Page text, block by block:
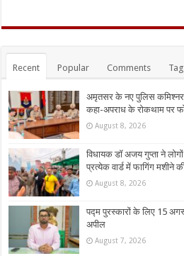
Recent Popular Comments
अमृतसर के नए पुलिस कमिश्नर
कहा-अपराध के रोकथाम पर
August 8, 2026
विधायक डॉ अजय गुप्ता ने
प्रत्येक वार्ड में फागिंग मशीने
August 8, 2026
पद्म पुरस्कारों के लिए 15
अपील
August 7, 2026